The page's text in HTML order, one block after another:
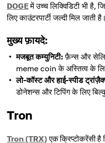
DOGEमें उच्च लिक्विडिटी भी है,
लिए काउंटरपार्टी जल्दी मिल जाती है।
मुख्य फ़ायदे:
मजबूत कम्युनिटी: फ़ैन्स और
meme coin के अस्तित्व के
लो-कॉस्ट और हाई-स्पीड
डोनेशन्स और टिपिंग के लिए
Tron
Tron (TRX) एक क्रिप्टोकरेंसी